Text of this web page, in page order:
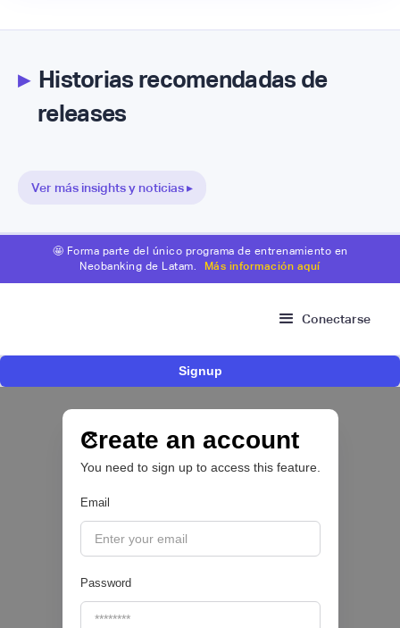
▸Historias recomendadas de
releases
Ver más insights y noticias ▸
🤩 Forma parte del único programa de entrenamiento en
Neobanking de Latam.
Más información aquí
Conectarse
Signup
Create an account
You need to sign up to access this feature.
Email
Password
IA para automatizar la gestión de tesorería de
las PYMEs
BFM 👔
July 28